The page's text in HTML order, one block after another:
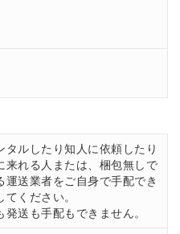
タルしたり知人に依頼したり
来れる人または、梱包無しで
運送業者をご自身で手配でき
ください。
送も手配もできません。